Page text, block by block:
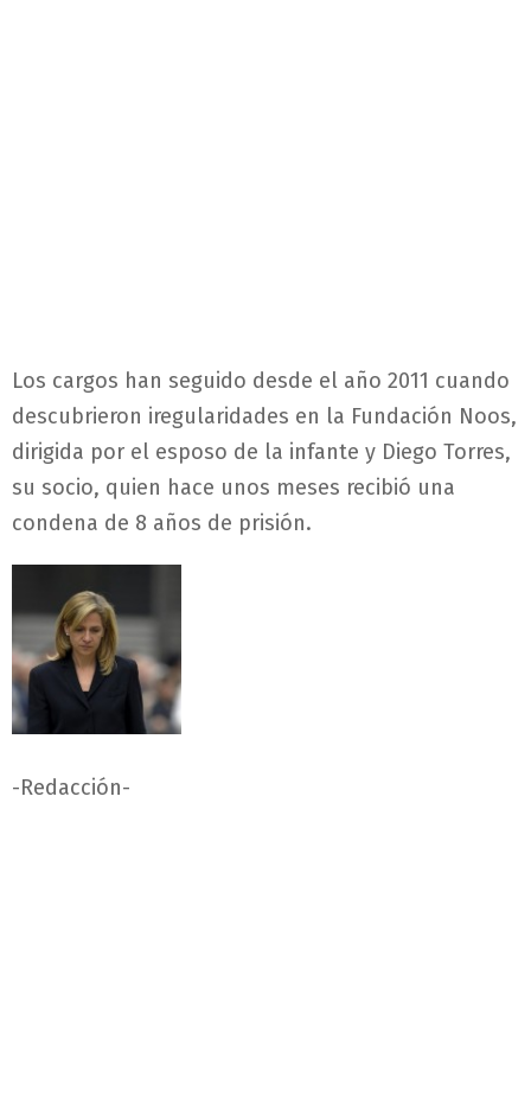
Los cargos han seguido desde el año 2011 cuando
descubrieron iregularidades en la Fundación Noos,
dirigida por el esposo de la infante y Diego Torres,
su socio, quien hace unos meses recibió una
condena de 8 años de prisión.
-Redacción-